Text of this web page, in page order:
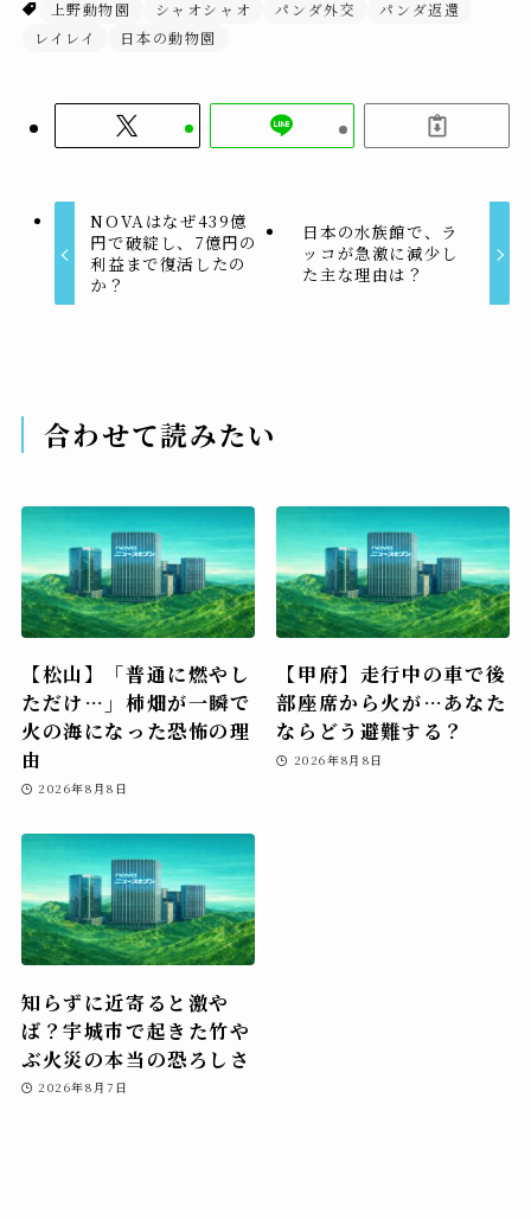
上野動物園 シャオシャオ パンダ外交
パンダ返還
レイレイ
日本の動物園
NOVAはなぜ439億
円で破綻し、7億円の
利益まで復活したの
か？
日本の水族館で、ラ
ッコが急激に減少し
た主な理由は？
合わせて読みたい
【松山】「普通に燃やし
ただけ…」柿畑が一瞬で
火の海になった恐怖の理
由
2026年8月8日
【甲府】走行中の車で後
部座席から火が…あなた
ならどう避難する？
2026年8月8日
知らずに近寄ると激や
ば？宇城市で起きた竹や
ぶ火災の本当の恐ろしさ
2026年8月7日